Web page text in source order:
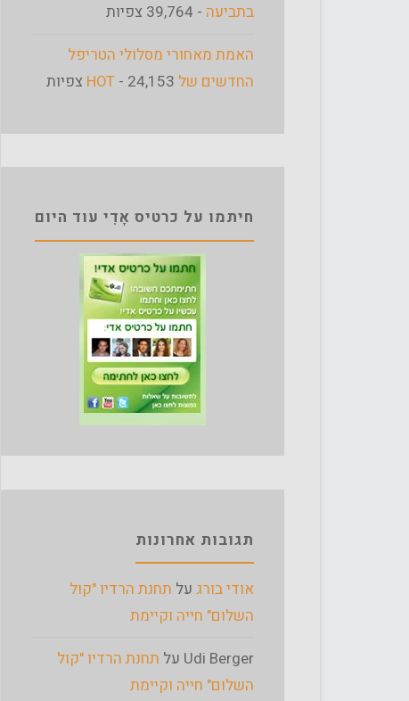
בתביעה - 39,764 צפיות
האמת מאחורי מסלולי הטריפל
החדשים של HOT - 24,153 צפיות
חיתמו על כרטיס אָדִי עוד היום
תגובות אחרונות
אודי בורג על תחנת הרדיו "קול
השלום" חייה וקיימת
Udi Berger על תחנת הרדיו "קול
השלום" חייה וקיימת